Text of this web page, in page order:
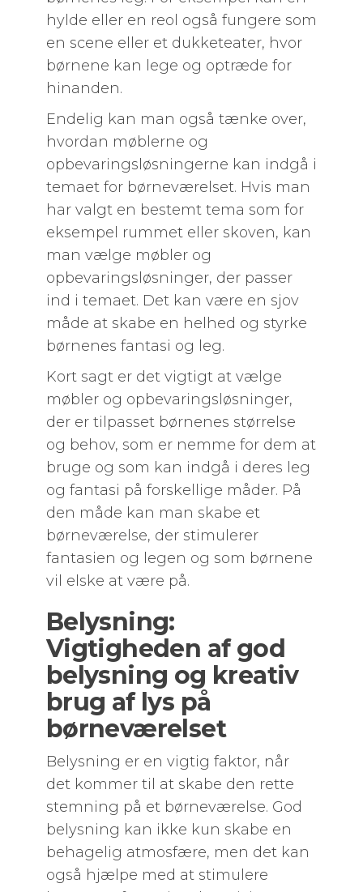
hylde eller en reol også fungere som
en scene eller et dukketeater, hvor
børnene kan lege og optræde for
hinanden.
Endelig kan man også tænke over,
hvordan møblerne og
opbevaringsløsningerne kan indgå i
temaet for børneværelset. Hvis man
har valgt en bestemt tema som for
eksempel rummet eller skoven, kan
man vælge møbler og
opbevaringsløsninger, der passer
ind i temaet. Det kan være en sjov
måde at skabe en helhed og styrke
børnenes fantasi og leg.
Kort sagt er det vigtigt at vælge
møbler og opbevaringsløsninger,
der er tilpasset børnenes størrelse
og behov, som er nemme for dem at
bruge og som kan indgå i deres leg
og fantasi på forskellige måder. På
den måde kan man skabe et
børneværelse, der stimulerer
fantasien og legen og som børnene
vil elske at være på.
Belysning:
Vigtigheden af god
belysning og kreativ
brug af lys på
børneværelset
Belysning er en vigtig faktor, når
det kommer til at skabe den rette
stemning på et børneværelse. God
belysning kan ikke kun skabe en
behagelig atmosfære, men det kan
også hjælpe med at stimulere